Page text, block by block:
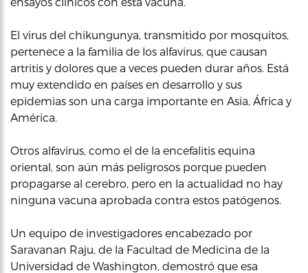
El virus del chikungunya, transmitido por mosquitos,
pertenece a la familia de los alfavirus, que causan
artritis y dolores que a veces pueden durar años. Está
muy extendido en países en desarrollo y sus
epidemias son una carga importante en Asia, África y
América.
Otros alfavirus, como el de la encefalitis equina
oriental, son aún más peligrosos porque pueden
propagarse al cerebro, pero en la actualidad no hay
ninguna vacuna aprobada contra estos patógenos.
Un equipo de investigadores encabezado por
Saravanan Raju, de la Facultad de Medicina de la
Universidad de Washington, demostró que esa